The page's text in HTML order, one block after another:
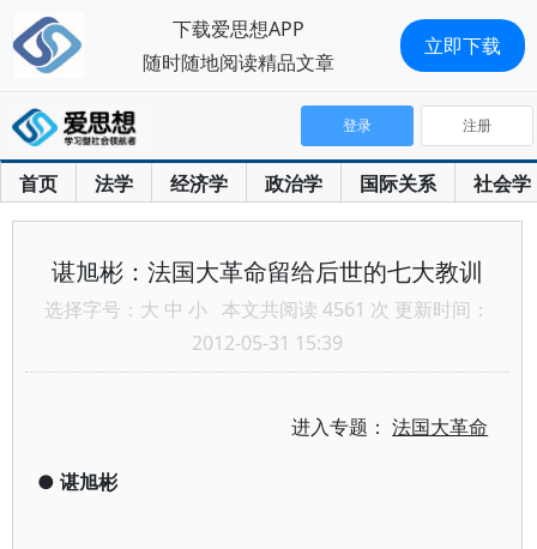
首页 法学 经济学 政治学 国际关系 社会学
登录 注册
谌旭彬：法国大革命留给后世的七大教训
选择字号： 大 中 小 本文共阅读 4561 次 更新时间：
2012-05-31 15:39
进入专题：法国大革命
● 谌旭彬
下载爱思想APP
随时随地阅读精品文章
立即下载